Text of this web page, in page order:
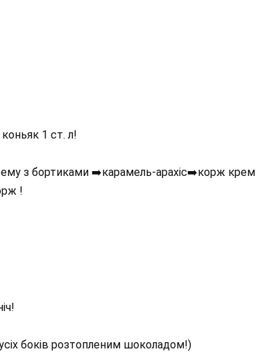
1 ст. л!
з бортиками ➡️карамель-арахіс➡️корж крем
!
боків розтопленим шоколадом!)